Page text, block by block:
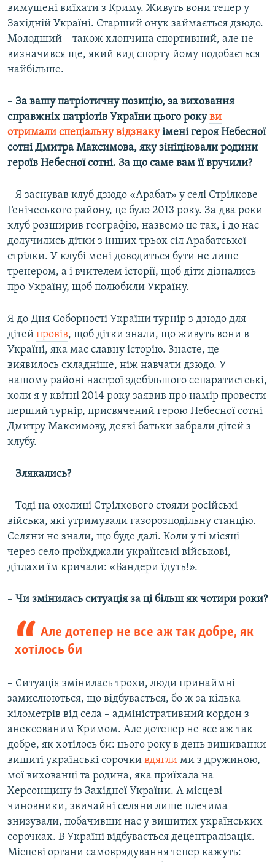
вимушені виїхати з Криму. Живуть вони тепер у
Західній Україні. Старший онук займається дзюдо.
Молодший – також хлопчина спортивний, але не
визначився ще, який вид спорту йому подобається
найбільше.
– За вашу патріотичну позицію, за виховання
справжніх патріотів України цього рокуви
отримали спеціальну відзнакуімені героя Небесної
сотні Дмитра Максимова, яку зініціювали родини
героїв Небесної сотні. За що саме вам її вручили?
– Я заснував клуб дзюдо «Арабат» у селі Стрілкове
Генічеського району, це було 2013 року. За два роки
клуб розширив географію, назвемо це так, і до нас
долучились дітки з інших трьох сіл Арабатської
стрілки. У клубі мені доводиться бути не лише
тренером, а і вчителем історії, щоб діти дізнались
про Україну, щоб полюбили Україну.
Я до Дня Соборності України турнір з дзюдо для
дітей провів, щоб дітки знали, що живуть вони в
Україні, яка має славну історію. Знаєте, це
виявилось складніше, ніж навчати дзюдо. У
нашому районі настрої здебільшого сепаратистські,
коли я у квітні 2014 року заявив про намір провести
перший турнір, присвячений герою Небесної сотні
Дмитру Максимову, деякі батьки забрали дітей з
клубу.
– Злякались?
– Тоді на околиці Стрілкового стояли російські
війська, які утримували газорозподільну станцію.
Селяни не знали, що буде далі. Коли у ті місяці
через село проїжджали українські військові,
дітлахи їм кричали: «Бандери їдуть!».
– Чи змінилась ситуація за ці більш як чотири роки?
Але дотепер не все аж так добре, як
хотілось би
– Ситуація змінилась трохи, люди принаймні
замислюються, що відбувається, бо ж за кілька
кілометрів від села – адміністративний кордон з
анексованим Кримом. Але дотепер не все аж так
добре, як хотілось би: цього року в день вишиванки
вишиті українські сорочки вдягли ми з дружиною,
мої вихованці та родина, яка приїхала на
Херсонщину із Західної України. А місцеві
чиновники, звичайні селяни лише плечима
знизували, побачивши нас у вишитих українських
сорочках. В Україні відбувається децентралізація.
Місцеві органи самоврядування тепер кажуть: